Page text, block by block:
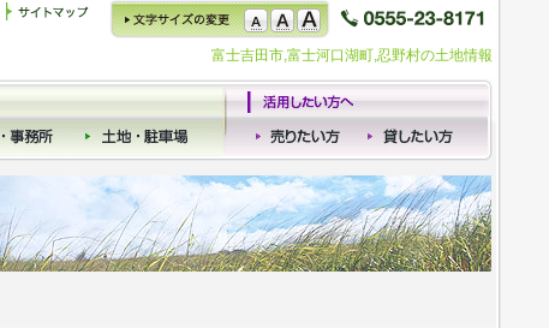
富士吉田市,富士河口湖町,忍野村の土地情報